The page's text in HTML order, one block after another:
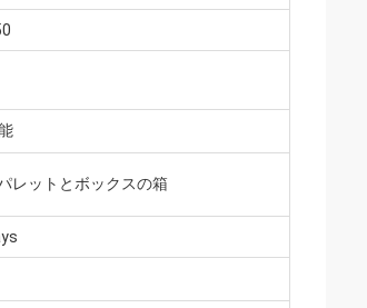
レットとボックスの箱